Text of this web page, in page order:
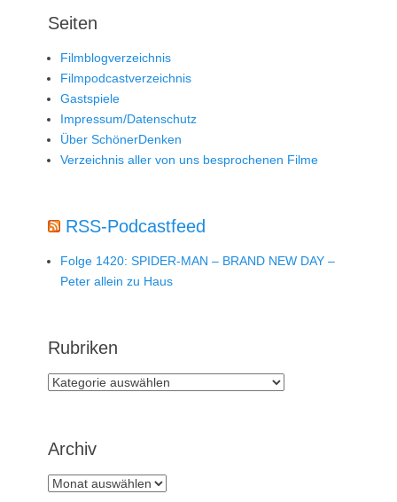
Seiten
Filmblogverzeichnis
Filmpodcastverzeichnis
Gastspiele
Impressum/Datenschutz
Über SchönerDenken
Verzeichnis aller von uns besprochenen Filme
RSS-Podcastfeed
Folge 1420: SPIDER-MAN – BRAND NEW DAY –
Peter allein zu Haus
Rubriken
Rubriken
Archiv
Archiv